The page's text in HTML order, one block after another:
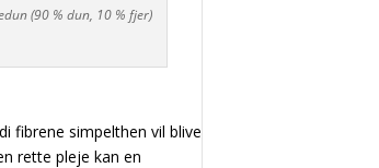
(90 % dun, 10 % fjer)
fibrene simpelthen vil blive
rette pleje kan en